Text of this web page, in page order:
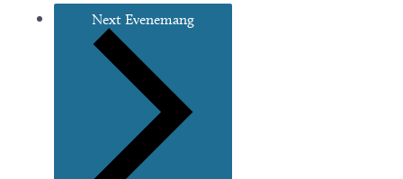
Next Evenemang